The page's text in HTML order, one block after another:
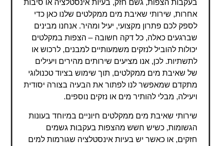
בעקבות הצפות, גשם חזק, בעיות אינסטלציה או סיבות
אחרות, שירותי שאיבת מים ממקלטים שלנו כאן כדי
לספק לכם פתרון מקצועי, יעיל ומהיר. אנחנו מבינים
שברגעים כאלה, כל דקה חשובה – הצפות במקלטים
יכולות להוביל לנזקים משמעותיים למבנים, לרכוש או
לתשתיות. לכן, אנו מציעים שירותים מהירים ויעילים
של שאיבת מים ממקלטים, תוך שימוש בציוד טכנולוגי
מתקדם שמאפשר לנו לפתור את הבעיה בצורה יסודית
ויעילה, מבלי להותיר מים או נזקים נוספים.
שירותי שאיבת מים ממקלטים חיוניים במיוחד בעונות
הגשומות, כשיש חשש מהצפות בעקבות גשמים
חזקים, או כאשר יש בעיות אינסטלציה שגורמות למים